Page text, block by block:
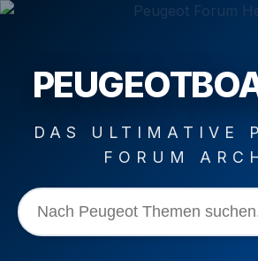
DAS ULTIMATIVE
FORUM